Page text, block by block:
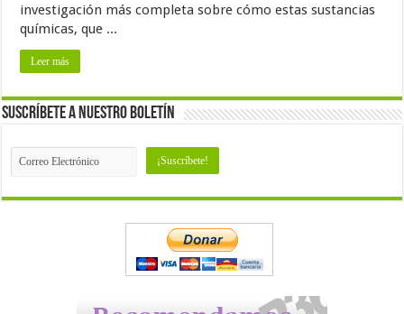
investigación más completa sobre cómo estas sustancias
químicas, que ...
Leer más
Suscríbete a nuestro Boletín